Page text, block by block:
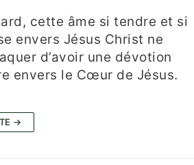
cette âme si tendre et si
envers Jésus Christ ne
d’avoir une dévotion
envers le Cœur de Jésus.
→